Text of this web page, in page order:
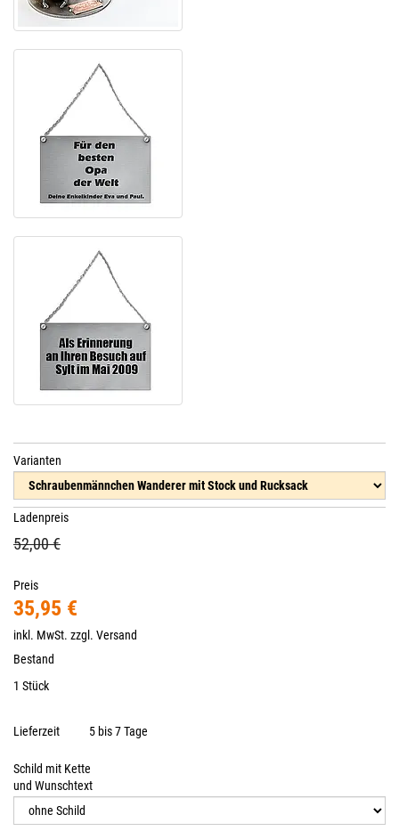
Varianten
Ladenpreis
52,00 €
Preis
35,95 €
inkl. MwSt. zzgl. Versand
Bestand
1 Stück
Lieferzeit 5 bis 7 Tage
Schild mit Kette
und Wunschtext